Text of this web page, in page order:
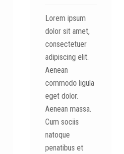
Lorem ipsum
dolor sit amet,
consectetuer
adipiscing elit.
Aenean
commodo ligula
eget dolor.
Aenean massa.
Cum sociis
natoque
penatibus et